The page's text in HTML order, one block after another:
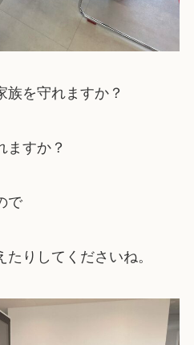
族を守れますか？
ますか？
で
りしてくださいね。